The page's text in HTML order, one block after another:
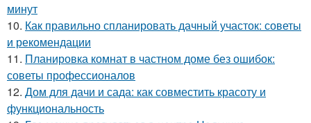
минут
10. Как правильно спланировать дачный участок: советы
и рекомендации
11. Планировка комнат в частном доме без ошибок:
советы профессионалов
12. Дом для дачи и сада: как совместить красоту и
функциональность